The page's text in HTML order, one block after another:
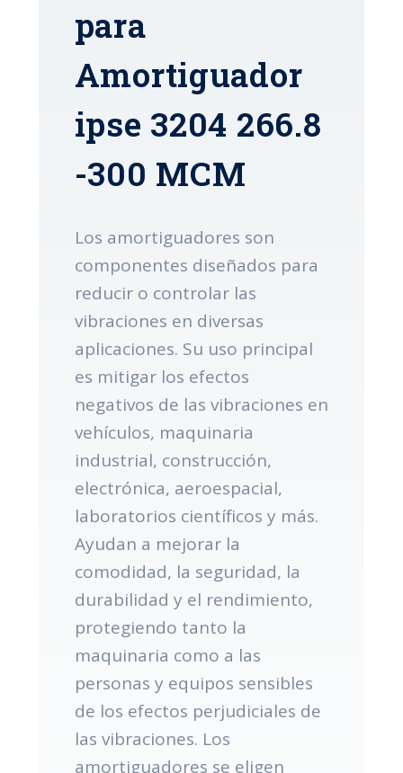
para
Amortiguador
ipse 3204 266.8
-300 MCM
Los amortiguadores son
componentes diseñados para
reducir o controlar las
vibraciones en diversas
aplicaciones. Su uso principal
es mitigar los efectos
negativos de las vibraciones en
vehículos, maquinaria
industrial, construcción,
electrónica, aeroespacial,
laboratorios científicos y más.
Ayudan a mejorar la
comodidad, la seguridad, la
durabilidad y el rendimiento,
protegiendo tanto la
maquinaria como a las
personas y equipos sensibles
de los efectos perjudiciales de
las vibraciones. Los
amortiguadores se eligen